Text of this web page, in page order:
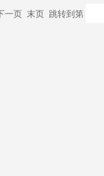
一页 末页 跳转到第